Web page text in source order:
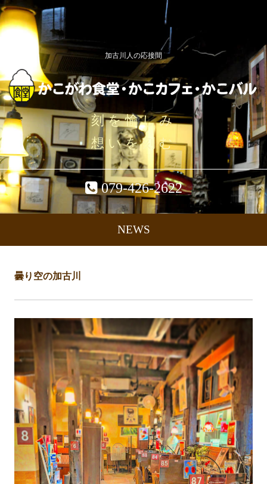
加古川人の応接間
刻を愉しみ
想いを刻む
079-426-2622
NEWS
曇り空の加古川